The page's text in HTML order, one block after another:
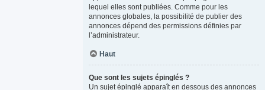
lequel elles sont publiées. Comme pour les
annonces globales, la possibilité de publier des
annonces dépend des permissions définies par
l’administrateur.
Haut
Que sont les sujets épinglés ?
Un sujet épinglé apparaît en dessous des annonces